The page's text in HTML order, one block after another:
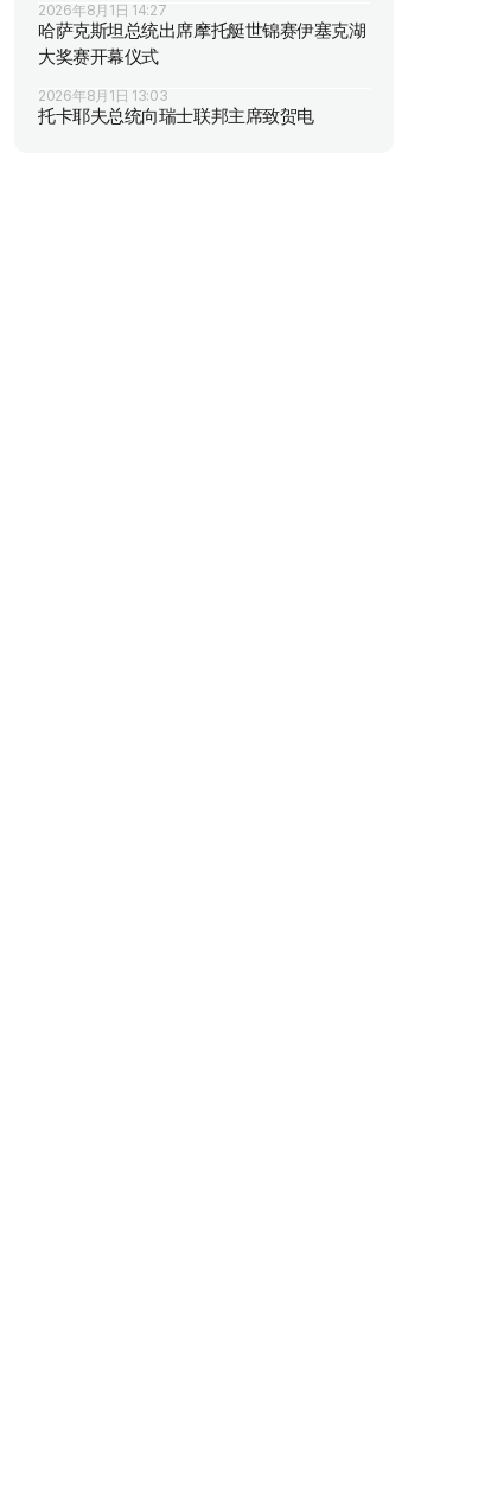
2026年8月1日 14:27
哈萨克斯坦总统出席摩托艇世锦赛伊塞克湖
大奖赛开幕仪式
2026年8月1日 13:03
托卡耶夫总统向瑞士联邦主席致贺电